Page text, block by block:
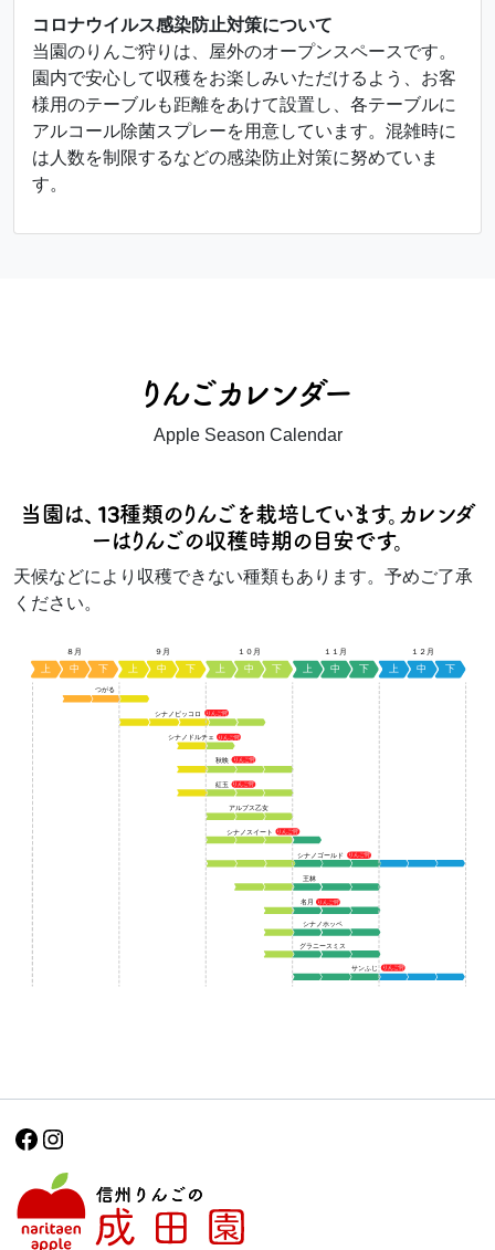
コロナウイルス感染防止対策について
当園のりんご狩りは、屋外のオープンスペースです。
園内で安心して収穫をお楽しみいただけるよう、お客
様用のテーブルも距離をあけて設置し、各テーブルに
アルコール除菌スプレーを用意しています。混雑時に
は人数を制限するなどの感染防止対策に努めていま
す。
りんごカレンダー
Apple Season Calendar
当園は、13種類のりんごを栽培しています。カレンダ
ーはりんごの収穫時期の目安です。
天候などにより収穫できない種類もあります。予めご了承
ください。
Facebook
Instagram